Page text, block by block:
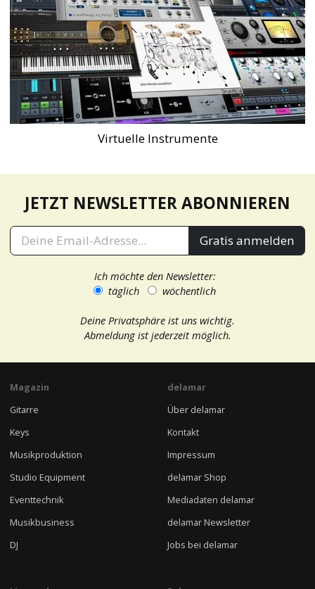
Virtuelle Instrumente
JETZT NEWSLETTER ABONNIEREN
Gratis anmelden
Ich möchte den Newsletter:
täglich
wöchentlich
Deine Privatsphäre ist uns wichtig.
Abmeldung ist jederzeit möglich.
Magazin
Gitarre
Keys
Musikproduktion
Studio Equipment
Eventtechnik
Musikbusiness
DJ
delamar
Über delamar
Kontakt
Impressum
delamar Shop
Mediadaten delamar
delamar Newsletter
Jobs bei delamar